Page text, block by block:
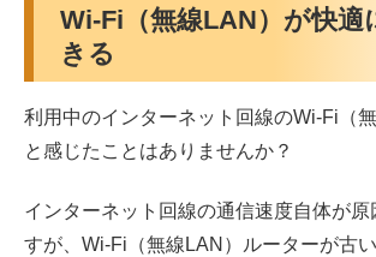
Wi-Fi（無線LAN）が快適
きる
利用中のインターネット回線のWi-Fi（
と感じたことはありませんか？
インターネット回線の通信速度自体が原
すが、Wi-Fi（無線LAN）ルーターが古